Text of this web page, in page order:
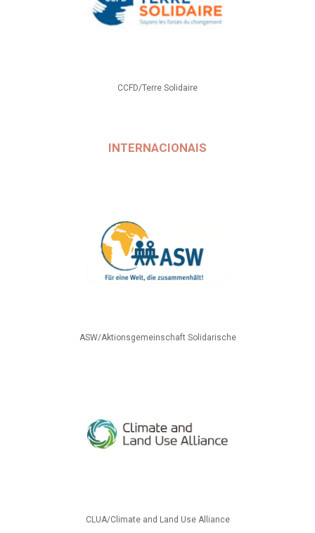
CCFD/Terre Solidaire
INTERNACIONAIS
ASW/Aktionsgemeinschaft Solidarische
CLUA/Climate and Land Use Alliance